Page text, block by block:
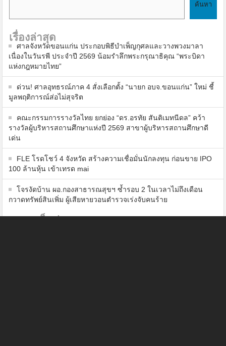
ค้นหา
เรื่องล่าสุด
ศาลจังหวัดขอนแก่น ประกอบพิธีบำเพ็ญกุศลและวางพวงมาลา
เนื่องในวันรพี ประจำปี 2569 น้อมรำลึกพระกรุณาธิคุณ “พระบิดา
แห่งกฎหมายไทย”
ด่วน! ศาลอุทธรณ์ภาค 4 สั่งเลือกตั้ง “นายก อบจ.ขอนแก่น” ใหม่ ชี้
มูลพฤติการณ์ส่อไม่สุจริต
คณะกรรมการรางวัลไทย ยกย่อง “ดร.อรทัย สันติเมทนีดล” คว้า
รางวัลผู้บริหารสถานศึกษาแห่งปี 2569 สาขาผู้บริหารสถานศึกษาดี
เด่น
FLE โรดโชว์ 4 จังหวัด สร้างความเชื่อมั่นนักลงทุน ก่อนขาย IPO
100 ล้านหุ้น เข้าเทรด mai
โจรงัดบ้าน ผอ.กองสาธารณสุขฯ ซ้ำรอบ 2 ในเวลาไม่ถึงเดือน
กวาดทรัพย์สินเพิ่ม ผู้เสียหายวอนตำรวจเร่งจับคนร้าย
ความเห็นล่าสุด